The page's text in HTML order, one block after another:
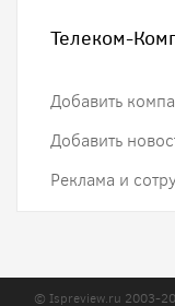
Телеком-
Добавить
Добавить
Реклама и
© Ispreview.ru 2003-